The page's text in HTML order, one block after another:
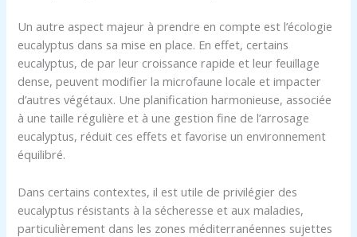
Un autre aspect majeur à prendre en compte est l’écologie
eucalyptus dans sa mise en place. En effet, certains
eucalyptus, de par leur croissance rapide et leur feuillage
dense, peuvent modifier la microfaune locale et impacter
d’autres végétaux. Une planification harmonieuse, associée
à une taille régulière et à une gestion fine de l’arrosage
eucalyptus, réduit ces effets et favorise un environnement
équilibré.
Dans certains contextes, il est utile de privilégier des
eucalyptus résistants à la sécheresse et aux maladies,
particulièrement dans les zones méditerranéennes sujettes